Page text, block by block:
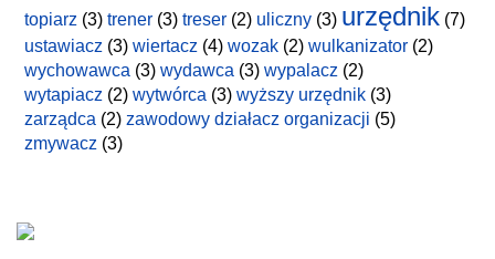
topiarz (3) trener (3) treser (2) uliczny (3) urzędnik (7)
ustawiacz (3) wiertacz (4) wozak (2) wulkanizator (2)
wychowawca (3) wydawca (3) wypalacz (2)
wytapiacz (2) wytwórca (3) wyższy urzędnik (3)
zarządca (2) zawodowy działacz organizacji (5)
zmywacz (3)